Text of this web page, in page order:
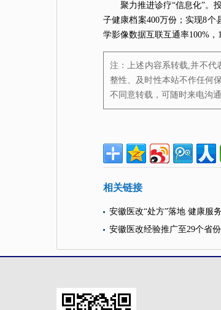
聚力推进诊疗“信息化”。
子健康档案400万份；实现8个
学影像数据互联互通率100%，
注：上述内容系转载,并不代
整性、及时性本站不作任何
不同意转载，可随时来电沟
相关链接
安徽医改“处方”落地 健康服
安徽医改经验推广至29个省份